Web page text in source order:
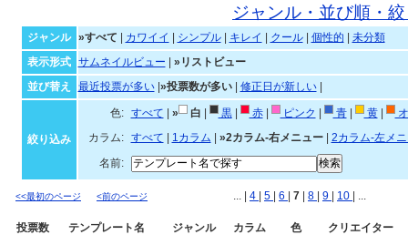
ジャンル・並び順・
ジャンル »すべて カワイイ シンプル| キレイ クール| 個性的
未分類
表示形式
サムネイルビュー
»リストビュー
並び替え
最近投票が多い| »投票数が多い| 修正日が新しい|
絞り込み
色: すべて » 白 黒| 赤| ピンク 青| 黄|
カラム:
すべて 1カラム »2カラム-右メニュー| 2カラム-左メ
名前:
<<最初のページ <前のページ ... | 4 5 6 7 8 9 10 | ...
投票数 テンプレート名 ジャンル カラム 色 クリエイター